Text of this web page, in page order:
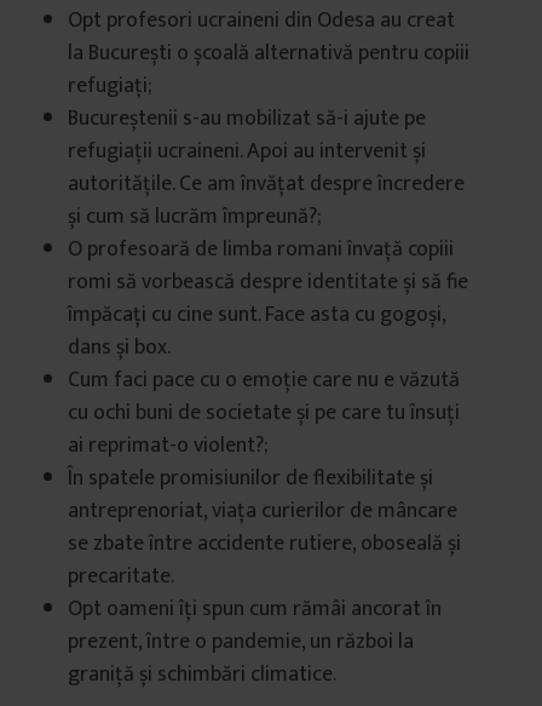
Opt profesori ucraineni din Odesa au creat
la București o școală alternativă pentru copiii
refugiați;
Bucureștenii s-au mobilizat să-i ajute pe
refugiații ucraineni. Apoi au intervenit și
autoritățile. Ce am învățat despre încredere
și cum să lucrăm împreună?;
O profesoară de limba romani învață copiii
romi să vorbească despre identitate și să fie
împăcați cu cine sunt. Face asta cu gogoși,
dans și box.
Cum faci pace cu o emoție care nu e văzută
cu ochi buni de societate și pe care tu însuți
ai reprimat-o violent?;
În spatele promisiunilor de flexibilitate și
antreprenoriat, viața curierilor de mâncare
se zbate între accidente rutiere, oboseală și
precaritate.
Opt oameni îți spun cum rămâi ancorat în
prezent, între o pandemie, un război la
graniță și schimbări climatice.